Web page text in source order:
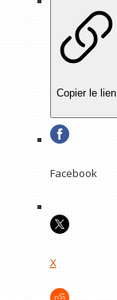
Copier le lien
Facebook
X